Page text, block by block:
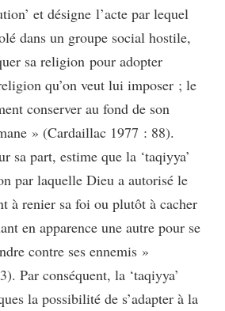
et désigne l’acte par lequel
dans un groupe social hostile,
sa religion pour adopter
qu’on veut lui imposer ; le
conserver au fond de son
» (Cardaillac 1977 : 88).
sa part, estime que la ‘taqiyya’
par laquelle Dieu a autorisé le
à renier sa foi ou plutôt à cacher
en apparence une autre pour se
contre ses ennemis »
Par conséquent, la ‘taqiyya’
la possibilité de s’adapter à la